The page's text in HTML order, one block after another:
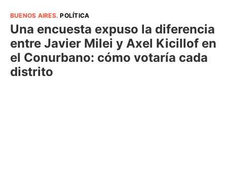
BUENOS AIRES.POLÍTICA
Una encuesta expuso la diferencia
entre Javier Milei y Axel Kicillof en
el Conurbano: cómo votaría cada
distrito